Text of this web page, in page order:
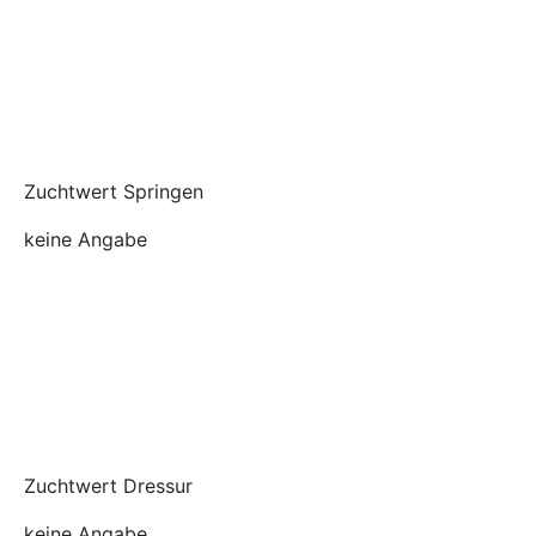
Zuchtwert Springen
keine Angabe
Zuchtwert Dressur